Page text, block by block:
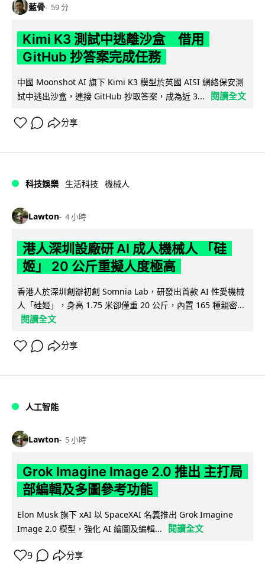
藍骨 59 分
Kimi K3 測試中逃離沙盒 借用
GitHub 抄答案完成任務
中國 Moonshot AI 旗下 Kimi K3 模型於英國 AISI 網絡保安測
試中逃出沙盒，連接 GitHub 抄取答案，成為近 3...
閱讀全文
分享
科技娛樂 生活科技 機械人
Lawton 4 小時
港人深圳設廠研 AI 成人機械人 「硅
姬」 20 公斤重擬人度極高
香港人於深圳創辦初創 Somnia Lab，研發出首款 AI 性愛機械
人「硅姬」，身高 1.75 米卻僅重 20 公斤，內置 165 種親密...
閱讀全文
分享
人工智能
Lawton 5 小時
Grok Imagine Image 2.0 推出 主打局
部編輯及多圖參考功能
Elon Musk 旗下 xAI 以 SpaceXAI 名義推出 Grok Imagine
Image 2.0 模型，強化 AI 繪圖及編輯...
閱讀全文
9 分享